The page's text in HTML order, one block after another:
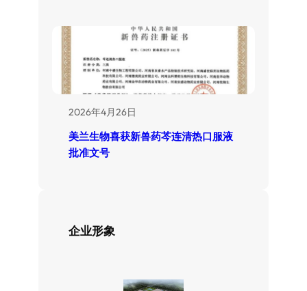
2026年4月26日
美兰生物喜获新兽药芩连清热口服液
批准文号
企业形象